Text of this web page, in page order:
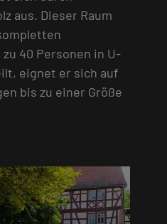
aus. Dieser Raum
40 Personen in U-
eignet er sich auf
bis zu einer Größe